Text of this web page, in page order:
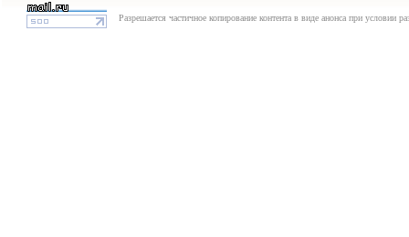
Разрешается частичное копирование контента в виде анонса при условии